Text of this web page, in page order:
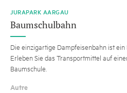
JURAPARK AARGAU
Baumschulbahn
Die einzigartige Dampfeisenbahn ist ein
Erleben Sie das Transportmittel auf
Baumschule.
Autre